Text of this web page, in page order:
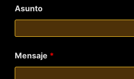
Asunto
Mensaje *